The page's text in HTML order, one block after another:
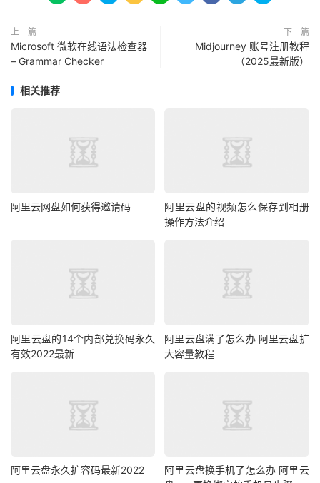
上一篇
Microsoft 微软在线语法检查器
– Grammar Checker
下一篇
Midjourney 账号注册教程
（2025最新版）
相关推荐
阿里云网盘如何获得邀请码
阿里云盘的视频怎么保存到相册
操作方法介绍
阿里云盘的14个内部兑换码永久
有效2022最新
阿里云盘满了怎么办 阿里云盘扩
大容量教程
阿里云盘永久扩容码最新2022
阿里云盘换手机了怎么办 阿里云